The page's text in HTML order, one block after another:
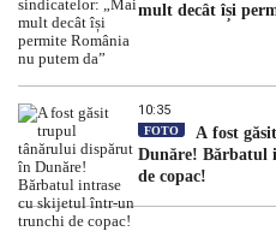
mult decât își
10:35
FOTO
A fost
Dunăre! Bărbatul
de copac!